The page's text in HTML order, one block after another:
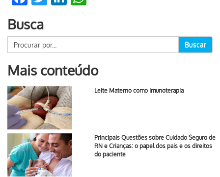
Busca
Buscar
Mais conteúdo
Leite Materno como Imunoterapia
Principais Questões sobre Cuidado Seguro de
RN e Crianças: o papel dos pais e os direitos
do paciente